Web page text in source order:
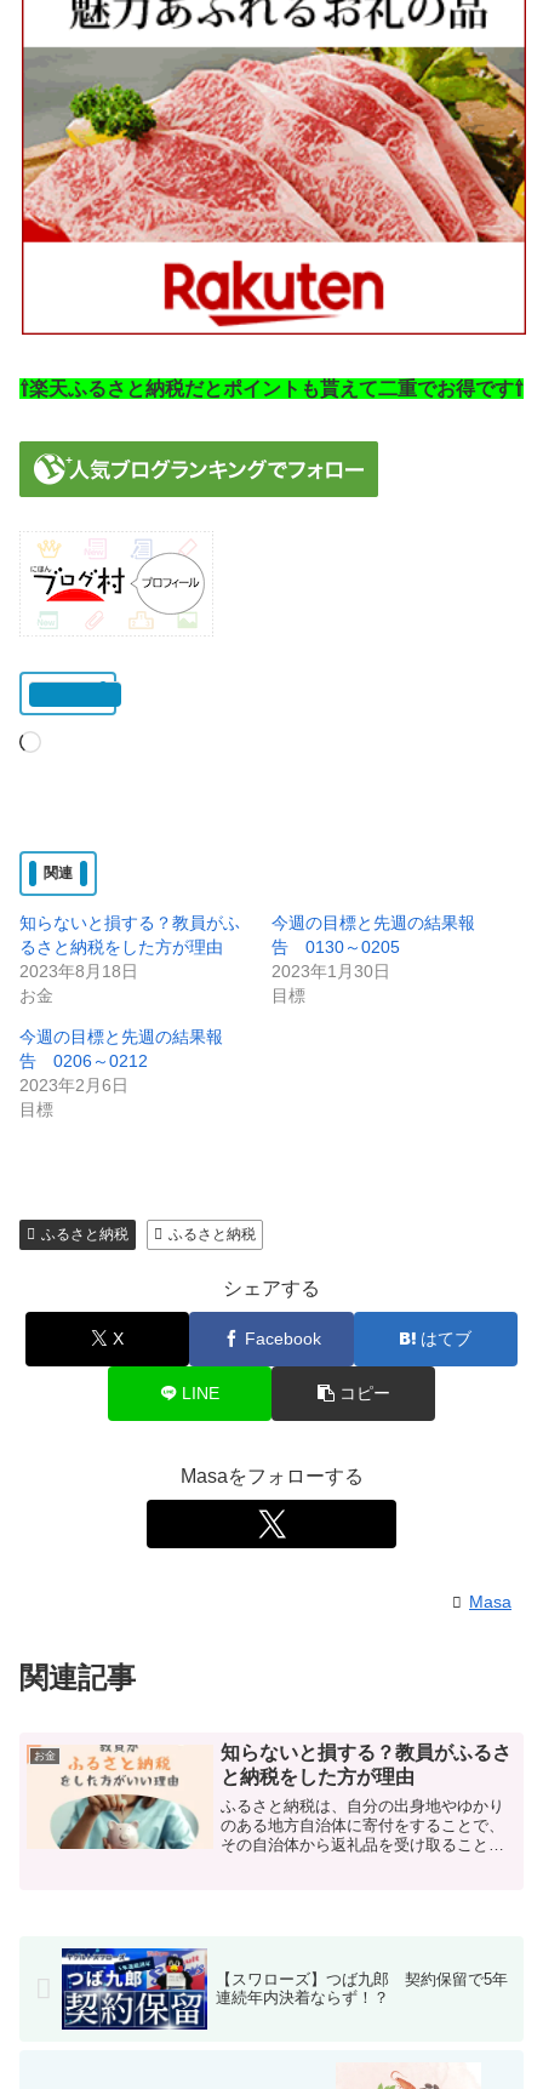
⇧楽天ふるさと納税だとポイントも貰えて二重でお得です⇧
読
み
中…
関連
知らないと損する？教員がふ
るさと納税をした方が理由
2023年8月18日
お金
今週の目標と先週の結果報
告 0130～0205
2023年1月30日
目標
今週の目標と先週の結果報
告 0206～0212
2023年2月6日
目標
ふるさと納税 ふるさと納税
シェアする
X Facebook はてブ
LINE コピー
Masaをフォローする
Masa
関連記事
お金
知らないと損する？教員がふるさ
と納税をした方が理由
ふるさと納税は、自分の出身地やゆかり
のある地方自治体に寄付をすることで、
その自治体から返礼品を受け取ることが
【スワローズ】つば九郎 契約保留で5年
連続年内決着ならず！？